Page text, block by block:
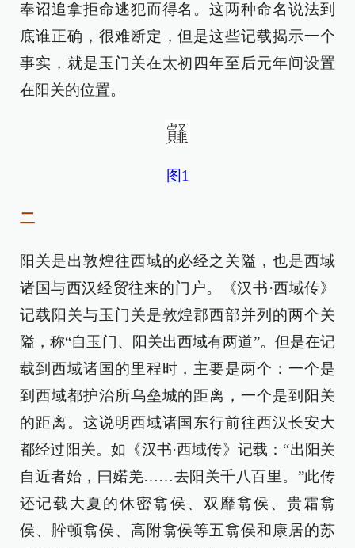
奉诏追拿拒命逃犯而得名。这两种命名说法到
底谁正确，很难断定，但是这些记载揭示一个
事实，就是玉门关在太初四年至后元年间设置
在阳关的位置。
图1
二
阳关是出敦煌往西域的必经之关隘，也是西域
诸国与西汉经贸往来的门户。《汉书·西域传》
记载阳关与玉门关是敦煌郡西部并列的两个关
隘，称“自玉门、阳关出西域有两道”。但是在记
载到西域诸国的里程时，主要是两个：一个是
到西域都护治所乌垒城的距离，一个是到阳关
的距离。这说明西域诸国东行前往西汉长安大
都经过阳关。如《汉书·西域传》记载：“出阳关
自近者始，曰婼羌……去阳关千八百里。”此传
还记载大夏的休密翕侯、双靡翕侯、贵霜翕
侯、肸顿翕侯、高附翕侯等五翕侯和康居的苏